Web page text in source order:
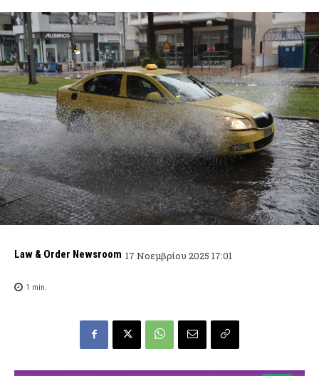
Law & Order Newsroom 17 Νοεμβρίου 2025 17:01
1 min.